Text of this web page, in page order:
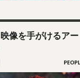
像を手がけるアー